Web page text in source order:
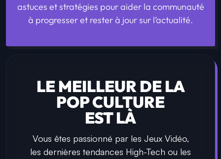
astuces et stratégies pour aider la communauté
à progresser et rester à jour sur l’actualité.
LE MEILLEUR DE LA
POP CULTURE
EST LÀ
Vous êtes passionné par les Jeux Vidéo,
les dernières tendances High-Tech ou les